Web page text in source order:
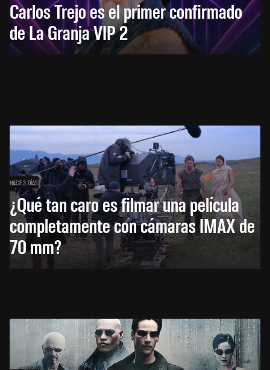
Carlos Trejo es el primer confirmado
de La Granja VIP 2
HACE 3 DÍAS
¿Qué tan caro es filmar una película
completamente con cámaras IMAX de
70 mm?